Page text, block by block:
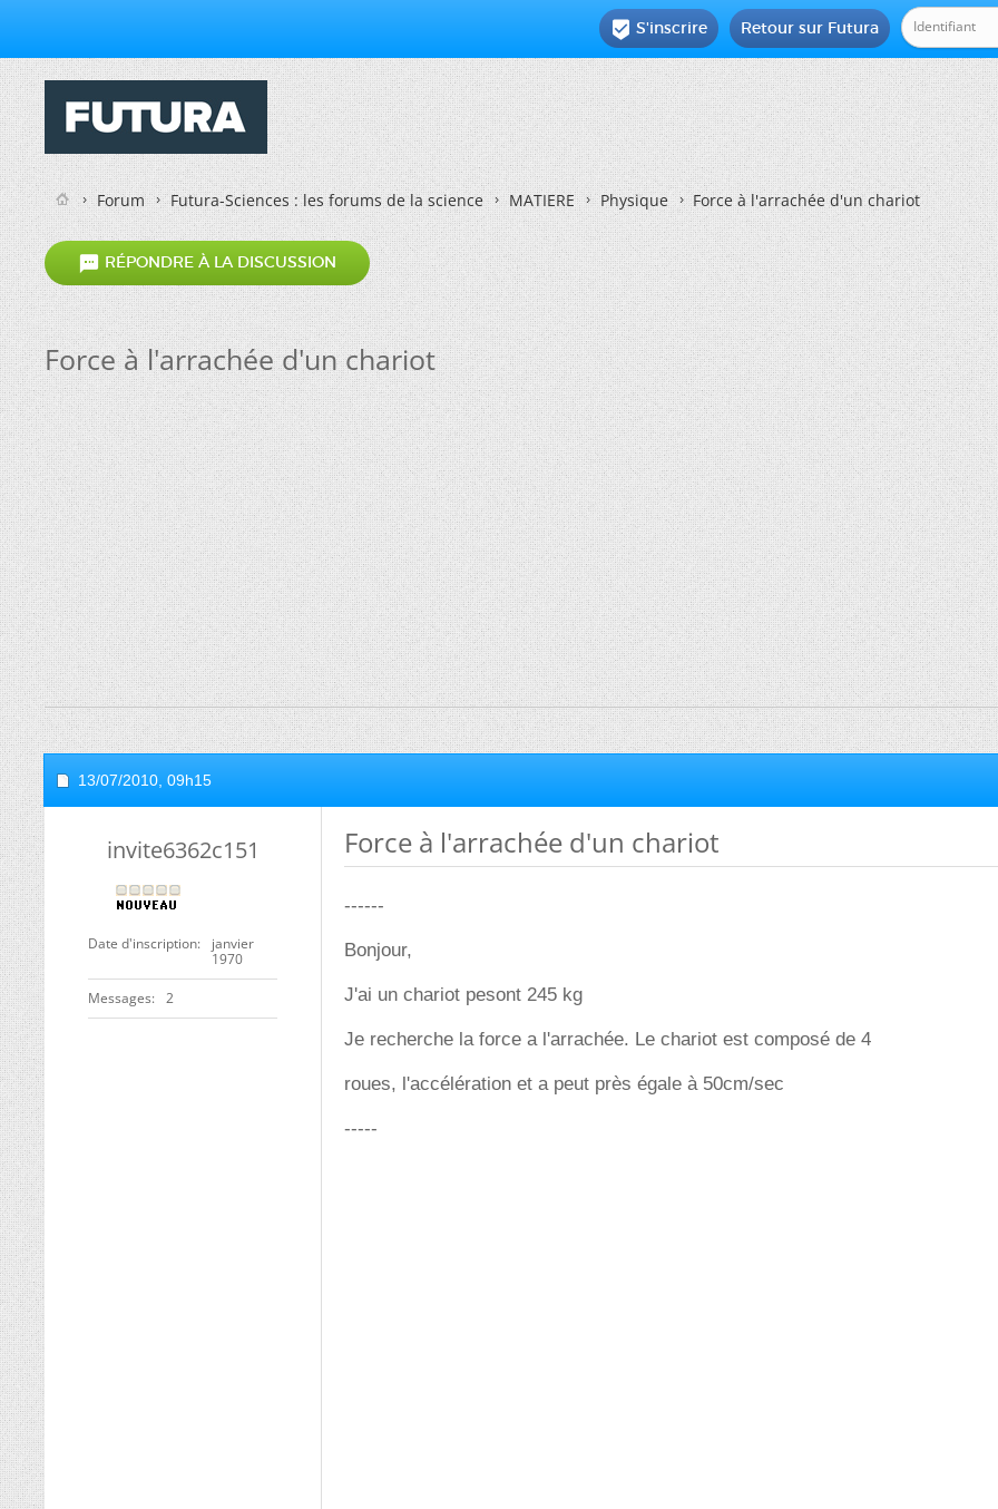
Retour sur Futura
 S'inscrire
Forum Futura-Sciences : les forums de la science MATIERE Physique Force à l'arrachée d'un chariot
 RÉPONDRE À LA DISCUSSION
Force à l'arrachée d'un chariot
13/07/2010, 09h15
invite6362c151
Date d'inscription
janvier
1970
Messages 2
Force à l'arrachée d'un chariot
------
Bonjour,
J'ai un chariot pesont 245 kg
Je recherche la force a l'arrachée. Le chariot est composé de 4
roues, l'accélération et a peut près égale à 50cm/sec
-----